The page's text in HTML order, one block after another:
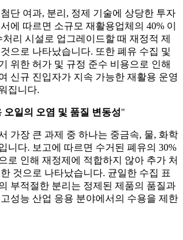
단 여과, 분리, 정제 기술에 상당한 투자
에 따르면 소규모 재활용업체의 40% 이
리 시설로 업그레이드할 때 재정적 제
으로 나타났습니다. 또한 폐유 수집 및
위한 허가 및 규정 준수 비용으로 인해
신규 진입자가 지속 가능한 재활용 운영
집니다.
오일의 오염 및 품질 변동성"
가장 큰 과제 중 하나는 중금속, 물, 화학
니다. 보고에 따르면 수거된 폐유의 30%
로 인해 재정제에 적합하지 않아 추가 처
것으로 나타났습니다. 균일한 수집 표
부적절한 분리는 정제된 제품의 품질과
성능 산업 응용 분야에서의 수용을 제한